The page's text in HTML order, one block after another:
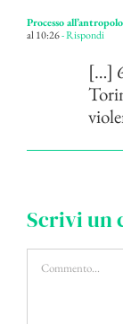
Processo
al 10:26- Rispondi
[…]
Scrivi un
Commento